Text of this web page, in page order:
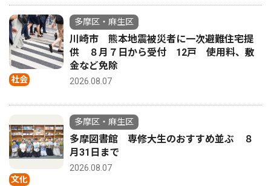
社会
多摩区・麻生区
川崎市 熊本地震被災者に一次避難住宅提
供 ８月７日から受付 12戸 使用料、敷
金など免除
2026.08.07
文化
多摩区・麻生区
多摩図書館 専修大生のおすすめ並ぶ ８
月31日まで
2026.08.07